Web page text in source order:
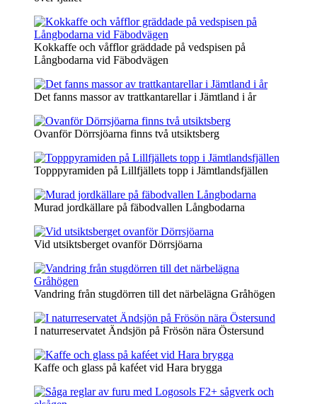
Kokkaffe och våfflor gräddade på vedspisen på
Långbodarna vid Fäbodvägen
Det fanns massor av trattkantarellar i Jämtland i år
Ovanför Dörrsjöarna finns två utsiktsberg
Topppyramiden på Lillfjällets topp i Jämtlandsfjällen
Murad jordkällare på fäbodvallen Långbodarna
Vid utsiktsberget ovanför Dörrsjöarna
Vandring från stugdörren till det närbelägna Gråhögen
I naturreservatet Ändsjön på Frösön nära Östersund
Kaffe och glass på kaféet vid Hara brygga